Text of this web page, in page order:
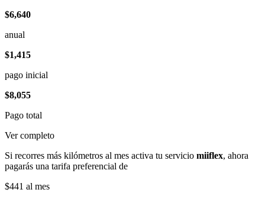
$6,640
anual
$1,415
pago inicial
$8,055
Pago total
Ver completo
Si recorres más kilómetros al mes activa tu servicio miiflex, ahora
pagarás una tarifa preferencial de
$441 al mes